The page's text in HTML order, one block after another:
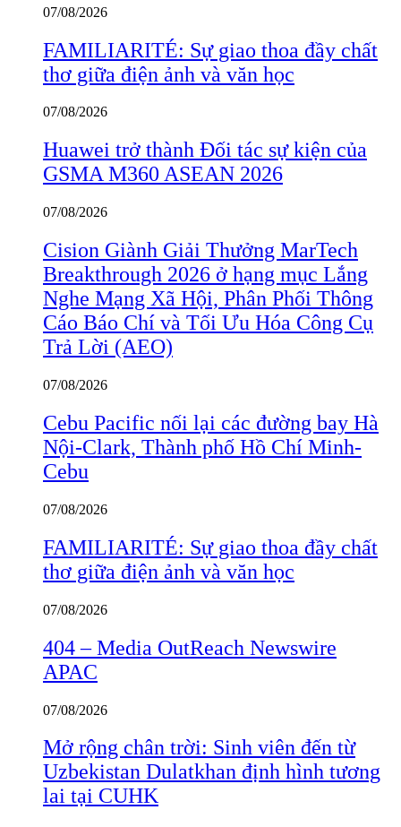
07/08/2026
FAMILIARITÉ: Sự giao thoa đầy chất
thơ giữa điện ảnh và văn học
07/08/2026
Huawei trở thành Đối tác sự kiện của
GSMA M360 ASEAN 2026
07/08/2026
Cision Giành Giải Thưởng MarTech
Breakthrough 2026 ở hạng mục Lắng
Nghe Mạng Xã Hội, Phân Phối Thông
Cáo Báo Chí và Tối Ưu Hóa Công Cụ
Trả Lời (AEO)
07/08/2026
Cebu Pacific nối lại các đường bay Hà
Nội-Clark, Thành phố Hồ Chí Minh-
Cebu
07/08/2026
FAMILIARITÉ: Sự giao thoa đầy chất
thơ giữa điện ảnh và văn học
07/08/2026
404 – Media OutReach Newswire
APAC
07/08/2026
Mở rộng chân trời: Sinh viên đến từ
Uzbekistan Dulatkhan định hình tương
lai tại CUHK